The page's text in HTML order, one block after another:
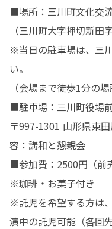
■場所：三川町文化交
（三川町大字押切新田
※当日の駐車場は、三
い。
（会場まで徒歩1分の
■駐車場：三川町役場
〒997-1301 山形県東
容：講和と懇親会
■参加費：2500円（前
※珈琲・お菓子付き
※託児を希望する方は
演中の託児可能（各回